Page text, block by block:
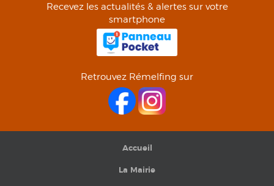
Recevez les actualités & alertes sur votre
smartphone
Retrouvez Rémelfing sur
Accueil
La Mairie